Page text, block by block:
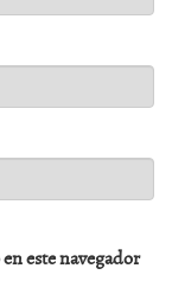
este navegador